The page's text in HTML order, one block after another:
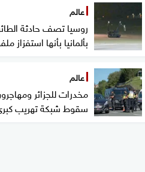
عالم
روسيا تصف حادثة
بألمانيا بأنها استفزاز
عالم
مخدرات للجزائر
سقوط شبكة تهريب